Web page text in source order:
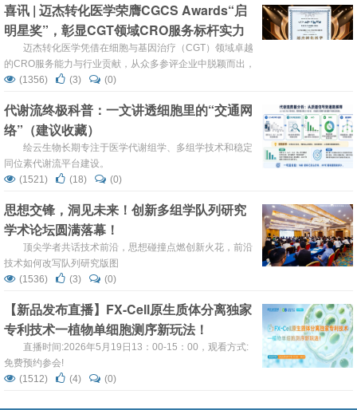
喜讯 | 迈杰转化医学荣膺CGCS Awards“启
明星奖”，彰显CGT领域CRO服务标杆实力
迈杰转化医学凭借在细胞与基因治疗（CGT）领域卓越
的CRO服务能力与行业贡献，从众多参评企业中脱颖而出，
荣获“CGT领域最佳CRO合作伙伴”奖项。
(1356) (3) (0)
代谢流终极科普：一文讲透细胞里的“交通网
络”（建议收藏）
绘云生物长期专注于医学代谢组学、多组学技术和稳定
同位素代谢流平台建设。
(1521)
(18) (0)
思想交锋，洞见未来！创新多组学队列研究
学术论坛圆满落幕！
顶尖学者共话技术前沿，思想碰撞点燃创新火花，前沿
技术如何改写队列研究版图
(1536)
(3) (0)
【新品发布直播】FX-Cell原生质体分离独家
专利技术一植物单细胞测序新玩法！
直播时间:2026年5月19日13：00-15：00，观看方式:
免费预约参会!
(1512)
(4) (0)